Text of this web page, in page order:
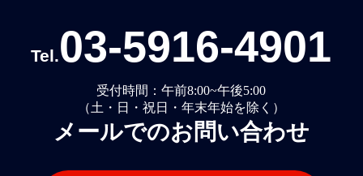
Tel.03-5916-4901
受付時間：午前8:00~午後5:00
（土・日・祝日・年末年始を除く）
メールでのお問い合わせ